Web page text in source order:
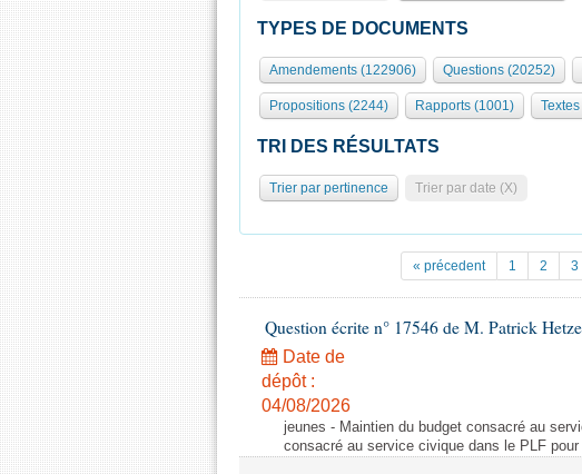
TYPES DE DOCUMENTS
Amendements (122906) Questions (20252)
Propositions (2244) Rapports (1001)
TRI DES RÉSULTATS
Trier par pertinence Trier par date (X)
« précedent 1 2 3
Question écrite n° 17546 de M. Patrick
Date de
dépôt :
04/08/2026
jeunes - Maintien du budget consacré au
consacré au service civique dans le PLF pour